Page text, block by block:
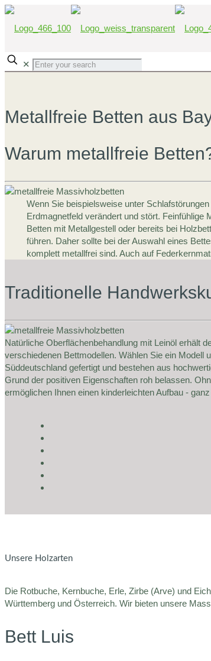
✕
Metallfreie Betten aus
Warum metallfreie
Wenn Sie beispielsweise unter
Erdmagnetfeld verändert und stört. Feinfühlige
Betten mit Metallgestell oder bereits bei
führen. Daher sollte bei der Auswahl eines
komplett metallfrei sind. Auch auf
Traditionelle
Natürliche Oberflächenbehandlung mit Leinöl erhält
verschiedenen Bettmodellen. Wählen Sie ein Modell
Süddeutschland gefertigt und bestehen aus
Grund der positiven Eigenschaften roh belassen.
ermöglichen Ihnen einen kinderleichten Aufbau -
Unsere Holzarten
Die Rotbuche, Kernbuche, Erle, Zirbe (Arve) und
Württemberg und Österreich. Wir bieten unsere
Bett Luis